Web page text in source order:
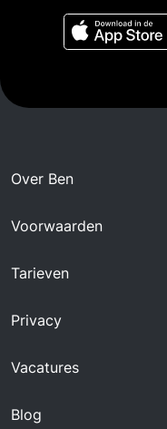
Over Ben
Voorwaarden
Tarieven
Privacy
Vacatures
Blog